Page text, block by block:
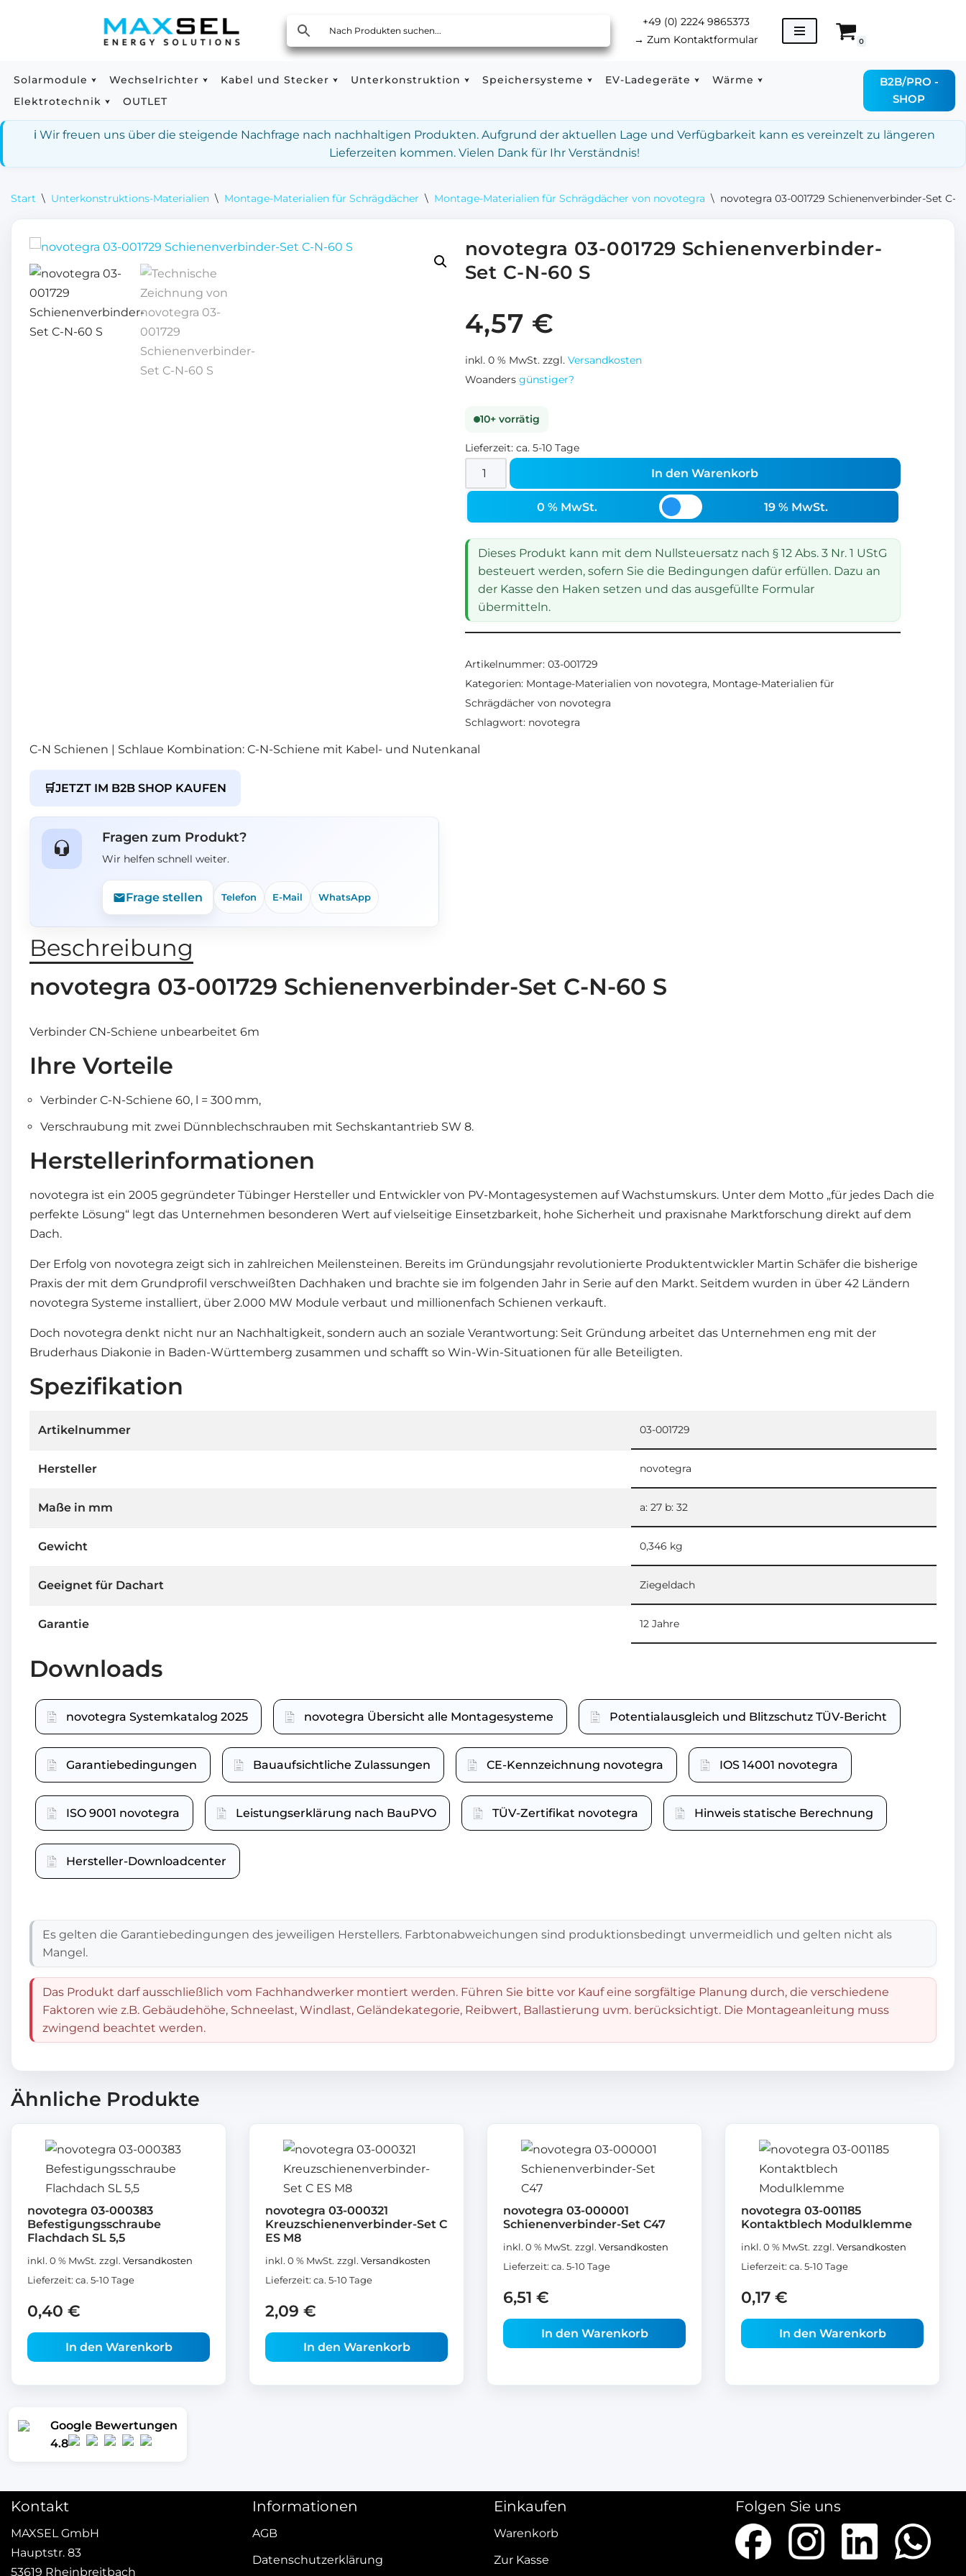
springen
Google Bewertungen
4.8
+49 (0) 2224 9865373
→ Zum Kontaktformular 0
Solarmodule Wechselrichter Kabel und Stecker Unterkonstruktion Speichersysteme EV-Ladegeräte
Wärme
Elektrotechnik
OUTLET
B2B/PRO -
SHOP
ℹ️ Wir freuen uns über die steigende Nachfrage nach nachhaltigen Produkten. Aufgrund der aktuellen Lage und Verfügbarkeit kann es vereinzelt zu längeren
Lieferzeiten kommen. Vielen Dank für Ihr Verständnis!
Start \ Unterkonstruktions-Materialien \ Montage-Materialien für Schrägdächer \ Montage-Materialien für Schrägdächer von novotegra \ novotegra 03-001729 Schienenverbinder-Set C-
novotegra 03-001729 Schienenverbinder-
Set C-N-60 S
4,57 €
inkl. 0 % MwSt. zzgl. Versandkosten
Woanders günstiger?
10+ vorrätig
Lieferzeit: ca. 5-10 Tage
In den Warenkorb
0 % MwSt. 19 % MwSt.
Dieses Produkt kann mit dem Nullsteuersatz nach § 12 Abs. 3 Nr. 1 UStG
besteuert werden, sofern Sie die Bedingungen dafür erfüllen. Dazu an
der Kasse den Haken setzen und das ausgefüllte Formular
übermitteln.
Artikelnummer: 03-001729
Kategorien: Montage-Materialien von novotegra, Montage-Materialien für
Schrägdächer von novotegra
Schlagwort: novotegra
C-N Schienen | Schlaue Kombination: C-N-Schiene mit Kabel- und Nutenkanal
🛒JETZT IM B2B SHOP KAUFEN
Fragen zum Produkt?
Wir helfen schnell weiter.
Frage stellen Telefon E-Mail WhatsApp
Beschreibung
novotegra 03-001729 Schienenverbinder-Set C-N-60 S
Verbinder CN-Schiene unbearbeitet 6m
Ihre Vorteile
Verbinder C-N-Schiene 60, l = 300 mm,
Verschraubung mit zwei Dünnblechschrauben mit Sechskantantrieb SW 8.
Herstellerinformationen
novotegra ist ein 2005 gegründeter Tübinger Hersteller und Entwickler von PV-Montagesystemen auf Wachstumskurs. Unter dem Motto „für jedes Dach die
perfekte Lösung“ legt das Unternehmen besonderen Wert auf vielseitige Einsetzbarkeit, hohe Sicherheit und praxisnahe Marktforschung direkt auf dem
Dach.
Der Erfolg von novotegra zeigt sich in zahlreichen Meilensteinen. Bereits im Gründungsjahr revolutionierte Produktentwickler Martin Schäfer die bisherige
Praxis der mit dem Grundprofil verschweißten Dachhaken und brachte sie im folgenden Jahr in Serie auf den Markt. Seitdem wurden in über 42 Ländern
novotegra Systeme installiert, über 2.000 MW Module verbaut und millionenfach Schienen verkauft.
Doch novotegra denkt nicht nur an Nachhaltigkeit, sondern auch an soziale Verantwortung: Seit Gründung arbeitet das Unternehmen eng mit der
Bruderhaus Diakonie in Baden-Württemberg zusammen und schafft so Win-Win-Situationen für alle Beteiligten.
Spezifikation
Artikelnummer 03-001729
Hersteller novotegra
Maße in mm a: 27 b: 32
Gewicht 0,346 kg
Geeignet für Dachart Ziegeldach
Garantie 12 Jahre
Downloads
novotegra Systemkatalog 2025 novotegra Übersicht alle Montagesysteme Potentialausgleich und Blitzschutz TÜV-Bericht
Garantiebedingungen Bauaufsichtliche Zulassungen CE-Kennzeichnung novotegra IOS 14001 novotegra
ISO 9001 novotegra Leistungserklärung nach BauPVO TÜV-Zertifikat novotegra Hinweis statische Berechnung
Hersteller-Downloadcenter
Es gelten die Garantiebedingungen des jeweiligen Herstellers. Farbtonabweichungen sind produktionsbedingt unvermeidlich und gelten nicht als
Mangel.
Das Produkt darf ausschließlich vom Fachhandwerker montiert werden. Führen Sie bitte vor Kauf eine sorgfältige Planung durch, die verschiedene
Faktoren wie z.B. Gebäudehöhe, Schneelast, Windlast, Geländekategorie, Reibwert, Ballastierung uvm. berücksichtigt. Die Montageanleitung muss
zwingend beachtet werden.
Ähnliche Produkte
novotegra 03-000383
Befestigungsschraube
Flachdach SL 5,5
inkl. 0 % MwSt. zzgl. Versandkosten
Lieferzeit: ca. 5-10 Tage
0,40 €
In den Warenkorb
novotegra 03-000321
Kreuzschienenverbinder-Set C
ES M8
inkl. 0 % MwSt. zzgl. Versandkosten
Lieferzeit: ca. 5-10 Tage
2,09 €
In den Warenkorb
novotegra 03-000001
Schienenverbinder-Set C47
inkl. 0 % MwSt. zzgl. Versandkosten
Lieferzeit: ca. 5-10 Tage
6,51 €
In den Warenkorb
novotegra 03-001185
Kontaktblech Modulklemme
inkl. 0 % MwSt. zzgl. Versandkosten
Lieferzeit: ca. 5-10 Tage
0,17 €
In den Warenkorb
Kontakt
MAXSEL GmbH
Hauptstr. 83
53619 Rheinbreitbach
Informationen
AGB
Datenschutzerklärung
Einkaufen
Warenkorb
Zur Kasse
Folgen Sie uns